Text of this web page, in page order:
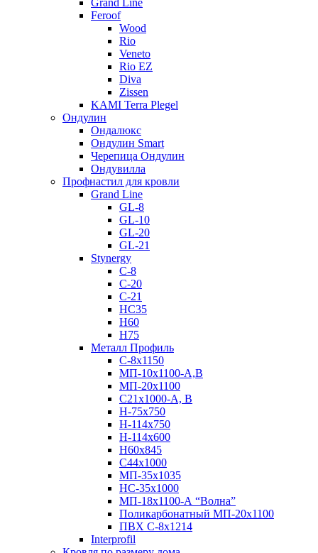
Grand Line
Feroof
Wood
Rio
Veneto
Rio EZ
Diva
Zissen
KAMI Terra Plegel
Ондулин
Ондалюкс
Ондулин Smart
Черепица Ондулин
Ондувилла
Профнастил для кровли
Grand Line
GL-8
GL-10
GL-20
GL-21
Stynergy
C-8
C-20
C-21
НС35
Н60
H75
Металл Профиль
С-8х1150
МП-10x1100-А,В
МП-20х1100
С21х1000-А, В
H-75х750
Н-114х750
Н-114х600
Н60х845
С44х1000
МП-35х1035
НС-35х1000
МП-18х1100-А “Волна”
Поликарбонатный МП-20х1100
ПВХ С-8х1214
Interprofil